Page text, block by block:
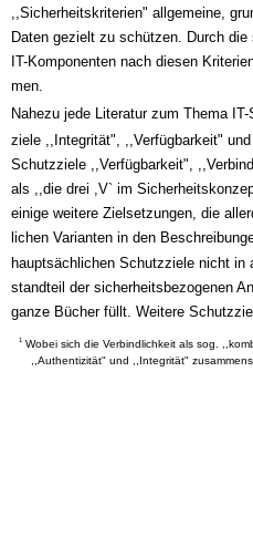
,,Sicherheitskriterien" allgemeine,
Daten gezielt zu schützen. Durch
IT-Komponenten nach diesen
men.
Nahezu jede Literatur zum Thema
ziele ,,Integrität", ,,Verfügbarkeit"
Schutzziele ,,Verfügbarkeit",
als ,,die drei ,V` im
einige weitere Zielsetzungen, die
lichen Varianten in den
hauptsächlichen Schutzziele nicht in
standteil der sicherheitsbezogenen
ganze Bücher füllt. Weitere
1 Wobei sich die Verbindlichkeit als sog.
,,Authentizität" und ,,Integrität"